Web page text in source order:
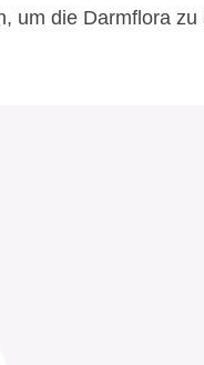
um die Darmflora zu